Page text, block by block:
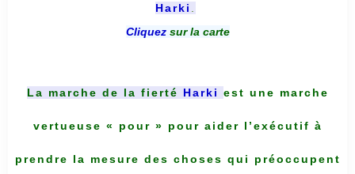
Harki
Cliquez sur la carte
La marche de la fierté Harki est une marche
vertueuse « pour » pour aider l’exécutif à
prendre la mesure des choses qui préoccupent